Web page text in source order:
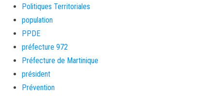
Politiques Territoriales
population
PPDE
préfecture 972
Préfecture de Martinique
président
Prévention